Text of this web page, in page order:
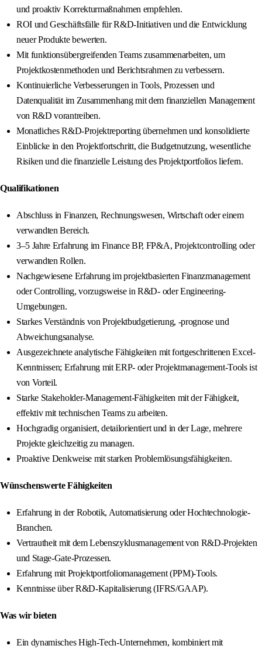
und proaktiv Korrekturmaßnahmen empfehlen.
ROI und Geschäftsfälle für R&D-Initiativen und die Entwicklung
neuer Produkte bewerten.
Mit funktionsübergreifenden Teams zusammenarbeiten, um
Projektkostenmethoden und Berichtsrahmen zu verbessern.
Kontinuierliche Verbesserungen in Tools, Prozessen und
Datenqualität im Zusammenhang mit dem finanziellen Management
von R&D vorantreiben.
Monatliches R&D-Projektreporting übernehmen und konsolidierte
Einblicke in den Projektfortschritt, die Budgetnutzung, wesentliche
Risiken und die finanzielle Leistung des Projektportfolios liefern.
Qualifikationen
Abschluss in Finanzen, Rechnungswesen, Wirtschaft oder einem
verwandten Bereich.
3–5 Jahre Erfahrung im Finance BP, FP&A, Projektcontrolling oder
verwandten Rollen.
Nachgewiesene Erfahrung im projektbasierten Finanzmanagement
oder Controlling, vorzugsweise in R&D- oder Engineering-
Umgebungen.
Starkes Verständnis von Projektbudgetierung, -prognose und
Abweichungsanalyse.
Ausgezeichnete analytische Fähigkeiten mit fortgeschrittenen Excel-
Kenntnissen; Erfahrung mit ERP- oder Projektmanagement-Tools ist
von Vorteil.
Starke Stakeholder-Management-Fähigkeiten mit der Fähigkeit,
effektiv mit technischen Teams zu arbeiten.
Hochgradig organisiert, detailorientiert und in der Lage, mehrere
Projekte gleichzeitig zu managen.
Proaktive Denkweise mit starken Problemlösungsfähigkeiten.
Wünschenswerte Fähigkeiten
Erfahrung in der Robotik, Automatisierung oder Hochtechnologie-
Branchen.
Vertrautheit mit dem Lebenszyklusmanagement von R&D-Projekten
und Stage-Gate-Prozessen.
Erfahrung mit Projektportfoliomanagement (PPM)-Tools.
Kenntnisse über R&D-Kapitalisierung (IFRS/GAAP).
Was wir bieten
Ein dynamisches High-Tech-Unternehmen, kombiniert mit